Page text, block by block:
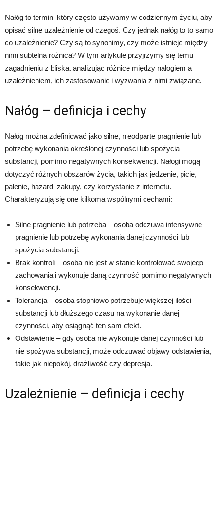
Nałóg to termin, który często używamy w codziennym życiu, aby
opisać silne uzależnienie od czegoś. Czy jednak nałóg to to samo
co uzależnienie? Czy są to synonimy, czy może istnieje między
nimi subtelna różnica? W tym artykule przyjrzymy się temu
zagadnieniu z bliska, analizując różnice między nałogiem a
uzależnieniem, ich zastosowanie i wyzwania z nimi związane.
Nałóg – definicja i cechy
Nałóg można zdefiniować jako silne, nieodparte pragnienie lub
potrzebę wykonania określonej czynności lub spożycia
substancji, pomimo negatywnych konsekwencji. Nałogi mogą
dotyczyć różnych obszarów życia, takich jak jedzenie, picie,
palenie, hazard, zakupy, czy korzystanie z internetu.
Charakteryzują się one kilkoma wspólnymi cechami:
Silne pragnienie lub potrzeba – osoba odczuwa intensywne
pragnienie lub potrzebę wykonania danej czynności lub
spożycia substancji.
Brak kontroli – osoba nie jest w stanie kontrolować swojego
zachowania i wykonuje daną czynność pomimo negatywnych
konsekwencji.
Tolerancja – osoba stopniowo potrzebuje większej ilości
substancji lub dłuższego czasu na wykonanie danej
czynności, aby osiągnąć ten sam efekt.
Odstawienie – gdy osoba nie wykonuje danej czynności lub
nie spożywa substancji, może odczuwać objawy odstawienia,
takie jak niepokój, drażliwość czy depresja.
Uzależnienie – definicja i cechy